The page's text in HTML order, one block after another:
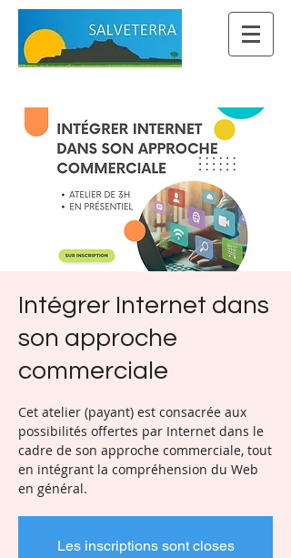
Intégrer Internet dans
son approche
commerciale
Cet atelier (payant) est consacrée aux
possibilités offertes par Internet dans le
cadre de son approche commerciale, tout
en intégrant la compréhension du Web
en général.
Les inscriptions sont closes